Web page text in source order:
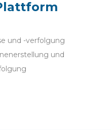
und -verfolgung
und